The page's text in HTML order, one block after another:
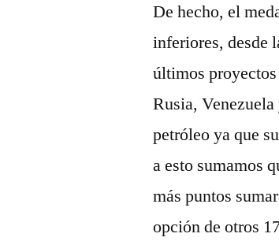
De hecho, el
inferiores, desde
últimos
Rusia,
petróleo ya que
a esto sumamos
más puntos
opción de otros